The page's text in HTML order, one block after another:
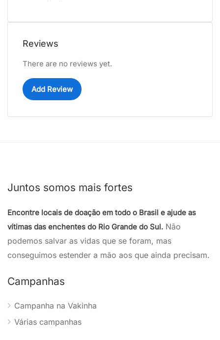
Reviews
There are no reviews yet.
Add Review
Juntos somos mais fortes
Encontre locais de doação em todo o Brasil e ajude as
vítimas das enchentes do Rio Grande do Sul. Não
podemos salvar as vidas que se foram, mas
conseguimos estender a mão aos que ainda precisam.
Campanhas
Campanha na Vakinha
Várias campanhas